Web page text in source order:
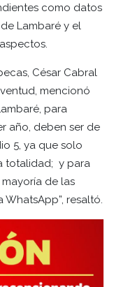
como datos
Lambaré y el
César Cabral
mencionó
para
año, deben ser de
5, ya que solo
totalidad; y para
de las
resaltó.